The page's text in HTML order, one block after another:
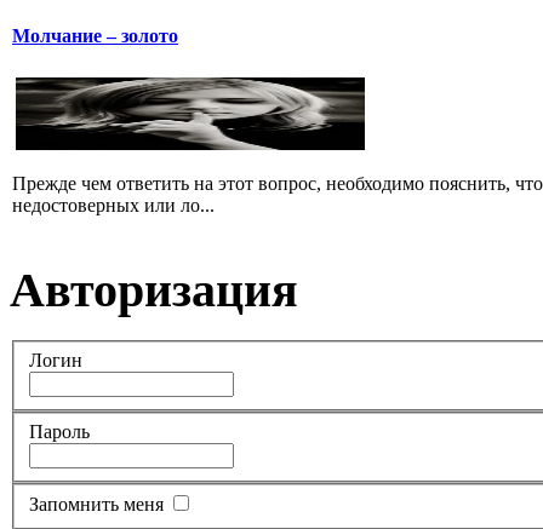
Молчание – золото
Прежде чем ответить на этот вопрос, необходимо пояснить,
недостоверных или ло...
Авторизация
Логин
Пароль
Запомнить меня